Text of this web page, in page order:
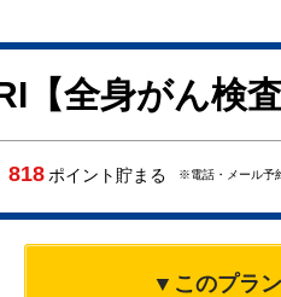
【全身がん検
818 ポイント貯まる ※電話・メール予
▼このプラ